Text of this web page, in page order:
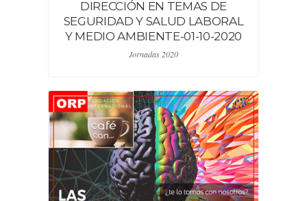
DIRECCIÓN EN TEMAS DE
SEGURIDAD Y SALUD LABORAL
Y MEDIO AMBIENTE-01-10-2020
Jornadas 2020